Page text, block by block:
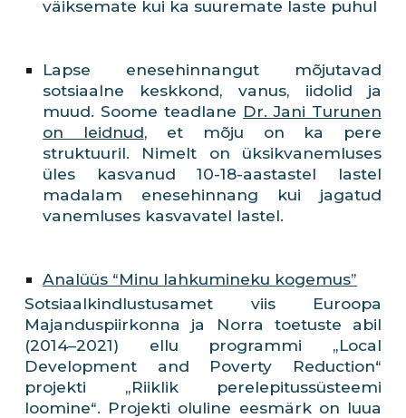
väiksemate kui ka suuremate laste puhul
Lapse enesehinnangut mõjutavad
sotsiaalne keskkond, vanus, iidolid ja
muud. Soome teadlane Dr. Jani Turunen
on leidnud, et mõju on ka pere
struktuuril. Nimelt on üksikvanemluses
üles kasvanud 10-18-aastastel lastel
madalam enesehinnang kui jagatud
vanemluses kasvavatel lastel.
Analüüs “Minu lahkumineku kogemus”
Sotsiaalkindlustusamet viis Euroopa
Majanduspiirkonna ja Norra toetuste abil
(2014–2021) ellu programmi „Local
Development and Poverty Reduction“
projekti „Riiklik perelepitussüsteemi
loomine“. Projekti oluline eesmärk on luua